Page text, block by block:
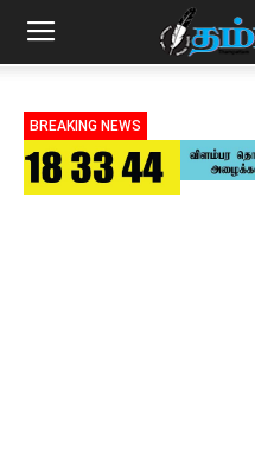
BREAKING NEWS